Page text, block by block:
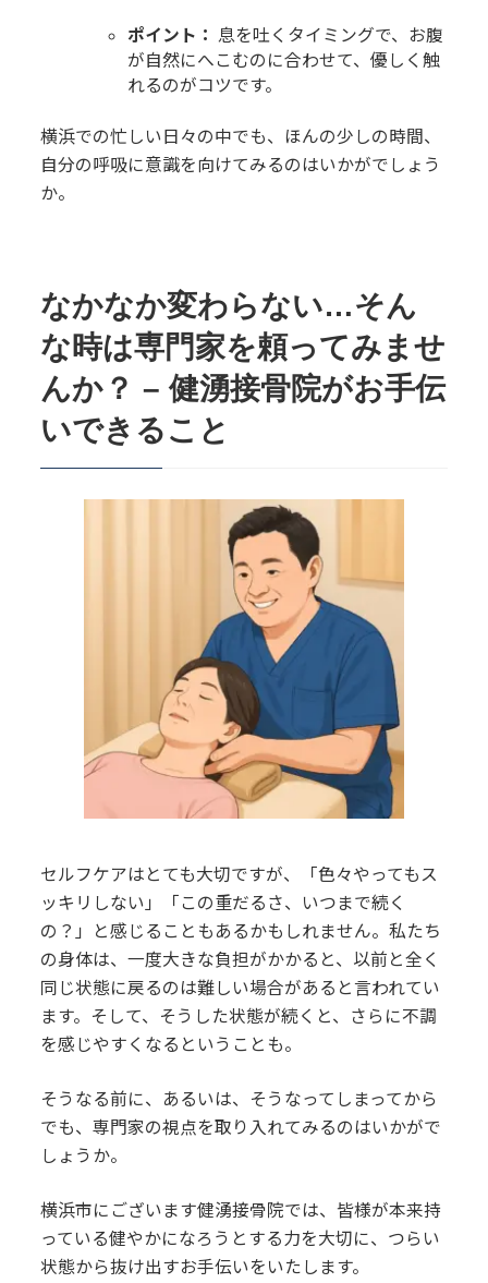
ポイント：
息を吐くタイミングで、お腹
が自然にへこむのに合わせて、優しく触
れるのがコツです。
横浜での忙しい日々の中でも、ほんの少しの時間、
自分の呼吸に意識を向けてみるのはいかがでしょう
か。
なかなか変わらない…そん
な時は専門家を頼ってみませ
んか？ – 健湧接骨院がお手伝
いできること
セルフケアはとても大切ですが、「色々やってもス
ッキリしない」「この重だるさ、いつまで続く
の？」と感じることもあるかもしれません。私たち
の身体は、一度大きな負担がかかると、以前と全く
同じ状態に戻るのは難しい場合があると言われてい
ます。そして、そうした状態が続くと、さらに不調
を感じやすくなるということも。
そうなる前に、あるいは、そうなってしまってから
でも、専門家の視点を取り入れてみるのはいかがで
しょうか。
横浜市にございます健湧接骨院では、皆様が本来持
っている健やかになろうとする力を大切に、つらい
状態から抜け出すお手伝いをいたします。